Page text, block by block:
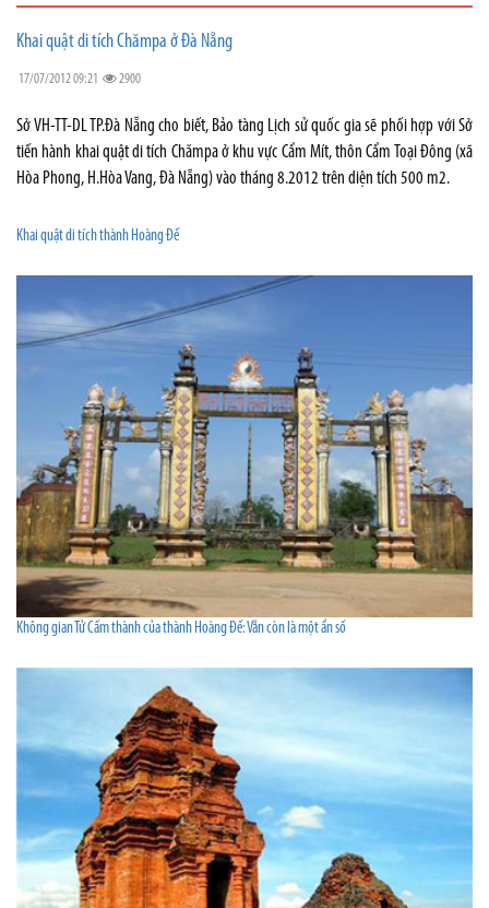
Khai quật di tích Chămpa ở Đà Nẵng
17/07/2012 09:21 2900
Sở VH-TT-DL TP.Đà Nẵng cho biết, Bảo tàng Lịch sử quốc gia sẽ phối hợp với Sở
tiến hành khai quật di tích Chămpa ở khu vực Cẩm Mít, thôn Cẩm Toại Đông (xã
Hòa Phong, H.Hòa Vang, Đà Nẵng) vào tháng 8.2012 trên diện tích 500 m2.
Khai quật di tích thành Hoàng Đế
Không gian Tử Cấm thành của thành Hoàng Đế: Vẫn còn là một ẩn số